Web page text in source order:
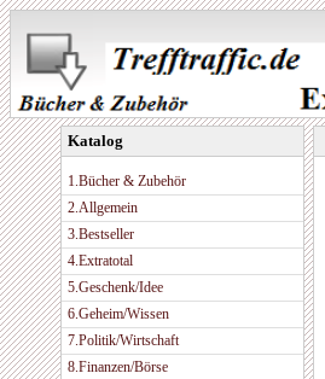
Katalog
1.Bücher & Zubehör
2.Allgemein
3.Bestseller
4.Extratotal
5.Geschenk/Idee
6.Geheim/Wissen
7.Politik/Wirtschaft
8.Finanzen/Börse